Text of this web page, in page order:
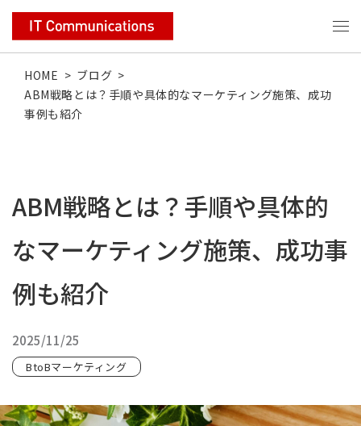
HOME > ブログ >
ABM戦略とは？手順や具体的なマーケティング施策、成功
事例も紹介
ABM戦略とは？手順や具体的
なマーケティング施策、成功事
例も紹介
2025/11/25
BtoBマーケティング